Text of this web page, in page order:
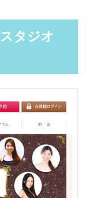
タジオ